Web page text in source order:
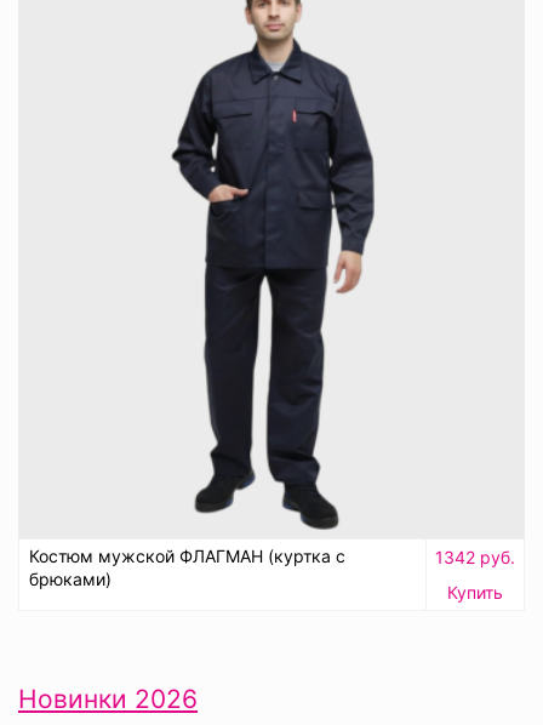
Костюм мужской ФЛАГМАН (куртка с
брюками)
1342 руб.
Купить
Новинки 2026